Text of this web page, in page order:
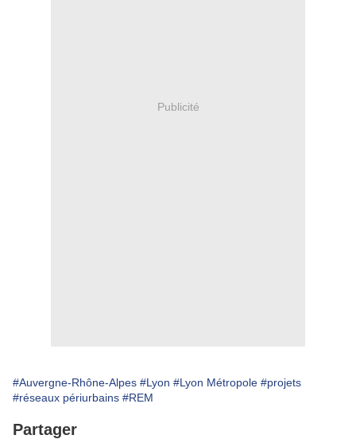
Publicité
#Auvergne-Rhône-Alpes #Lyon #Lyon Métropole #projets
#réseaux périurbains #REM
Partager